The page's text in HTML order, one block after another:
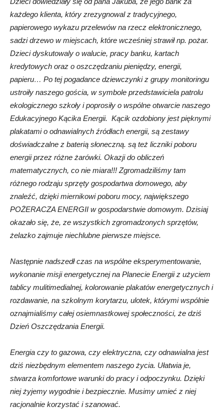
każdego klienta, który zrezygnowal z tradycyjnego,
papierowego wykazu przelewów na rzecz elektronicznego,
sadzi drzewo w miejscach, które wcześniej strawił np. pożar.
Dzieci dyskutowaly o walucie, pracy banku, kartach
kredytowych oraz o oszczędzaniu pieniędzy, energii,
papieru… Po tej pogadance dziewczynki z grupy monitoringu
ustroiły naszego gościa, w symbole przedstawiciela patrolu
ekologicznego szkoły i poprosiły o wspólne otwarcie naszego
Edukacyjnego Kącika Energii. Kącik ozdobiony jest pięknymi
plakatami o odnawialnych źródłach energii, są zestawy
doświadczalne z baterią słoneczną. są też liczniki poboru
energii przez różne żarówki. Okazji do obliczeń
matematycznych, co nie miara!!! Zgromadziliśmy tam
różnego rodzaju sprzęty gospodartwa domowego, aby
znaleźć, dzięki miernikowi poboru mocy, największego
POŻERACZA ENERGII w gospodarstwie domowym. Dzisiaj
okazało się, że, ze wszystkich zgromadzonych sprzętów,
żelazko zajmuje niechlubne pierwsze miejsce.
Następnie nadszedł czas na wspólne eksperymentowanie,
wykonanie misji energetycznej na Planecie Energii z użyciem
tablicy mulitimedialnej, kolorowanie plakatów energetycznych i
rozdawanie, na szkolnym korytarzu, ulotek, którymi wspólnie
oznajmialiśmy całej osiemnastkowej społeczności, że dziś
Dzień Oszczędzania Energii.
Energia czy to gazowa, czy elektryczna, czy odnawialna jest
dziś niezbędnym elementem naszego życia. Ułatwia je,
stwarza komfortowe warunki do pracy i odpoczynku. Dzięki
niej żyjemy wygodnie i bezpiecznie. Musimy umieć z niej
racjonalnie korzystać i szanować.